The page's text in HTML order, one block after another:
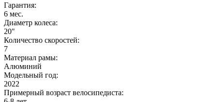
Гарантия:
6 мес.
Диаметр колеса:
20"
Количество скоростей:
7
Материал рамы:
Алюминий
Модельный год:
2022
Примерный возраст велосипедиста: